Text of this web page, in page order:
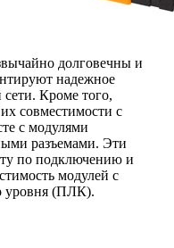
долговечны и
надежное
Кроме того,
совместимости с
с модулями
разъемами. Эти
по подключению и
модулей с
уровня (ПЛК).